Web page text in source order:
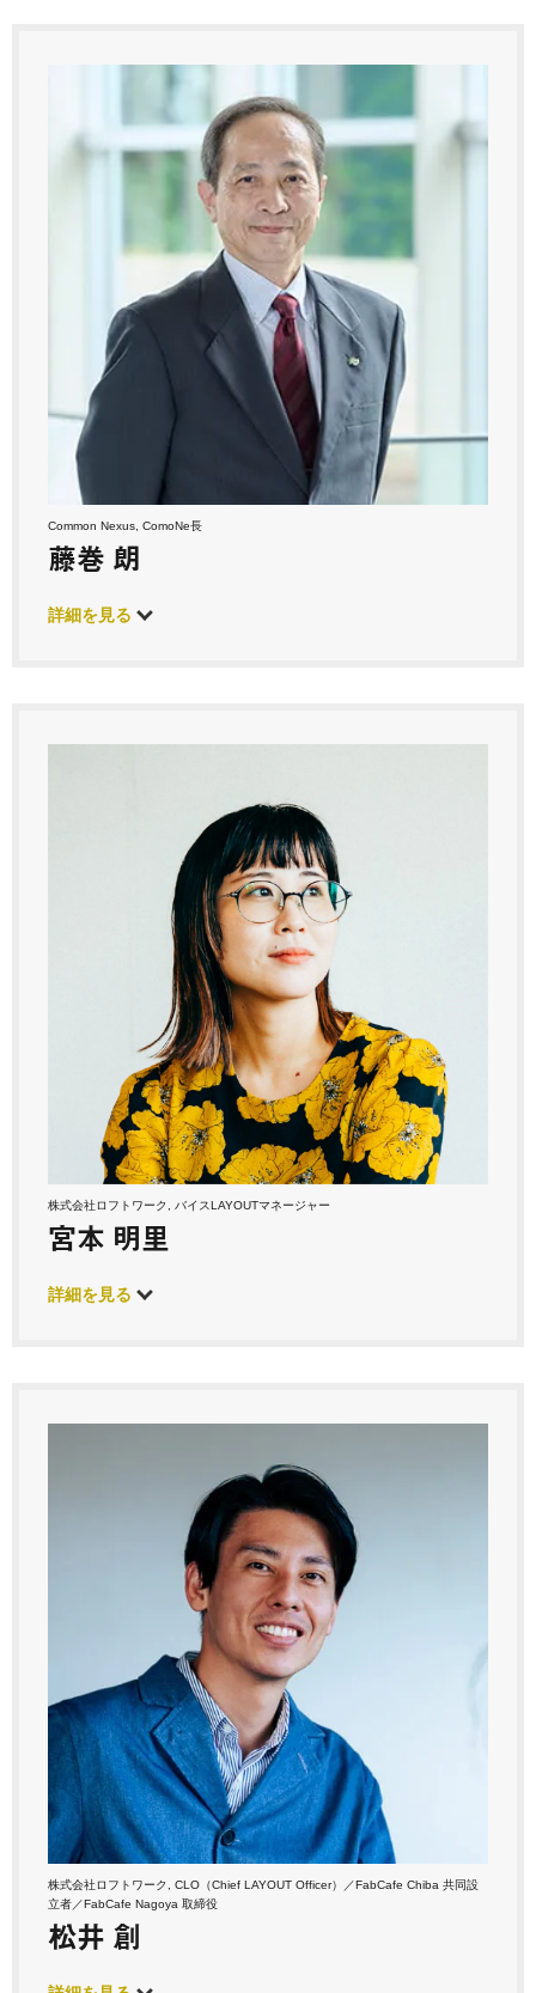
Common Nexus, ComoNe長
藤巻 朗
詳細を見る
株式会社ロフトワーク, バイスLAYOUTマネージャー
宮本 明里
詳細を見る
株式会社ロフトワーク, CLO（Chief LAYOUT Officer）／FabCafe Chiba 共同設
立者／FabCafe Nagoya 取締役
松井 創